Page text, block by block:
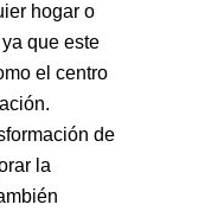
hogar o
que este
el centro
de
la